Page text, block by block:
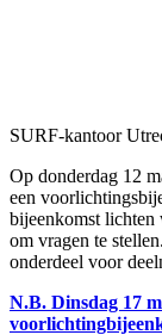
SURF-kantoor
Op donderdag 12
een
bijeenkomst lichten
om vragen te
onderdeel voor
N.B. Dinsdag 17